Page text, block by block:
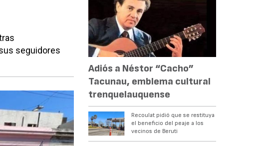
seguidores
Adiós a Néstor “Cacho”
Tacunau, emblema cultural
trenquelauquense
Recoulat pidió que se restituya
el beneficio del peaje a los
vecinos de Beruti